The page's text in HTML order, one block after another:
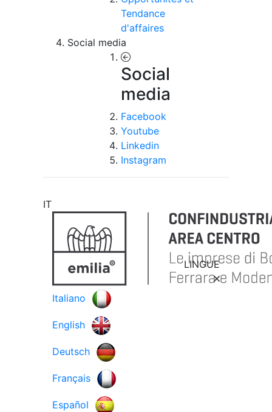
Tendance
d'affaires
Social media
Social
media
Facebook
Youtube
Linkedin
Instagram
IT
LINGUE
Italiano
English
Deutsch
Français
Español